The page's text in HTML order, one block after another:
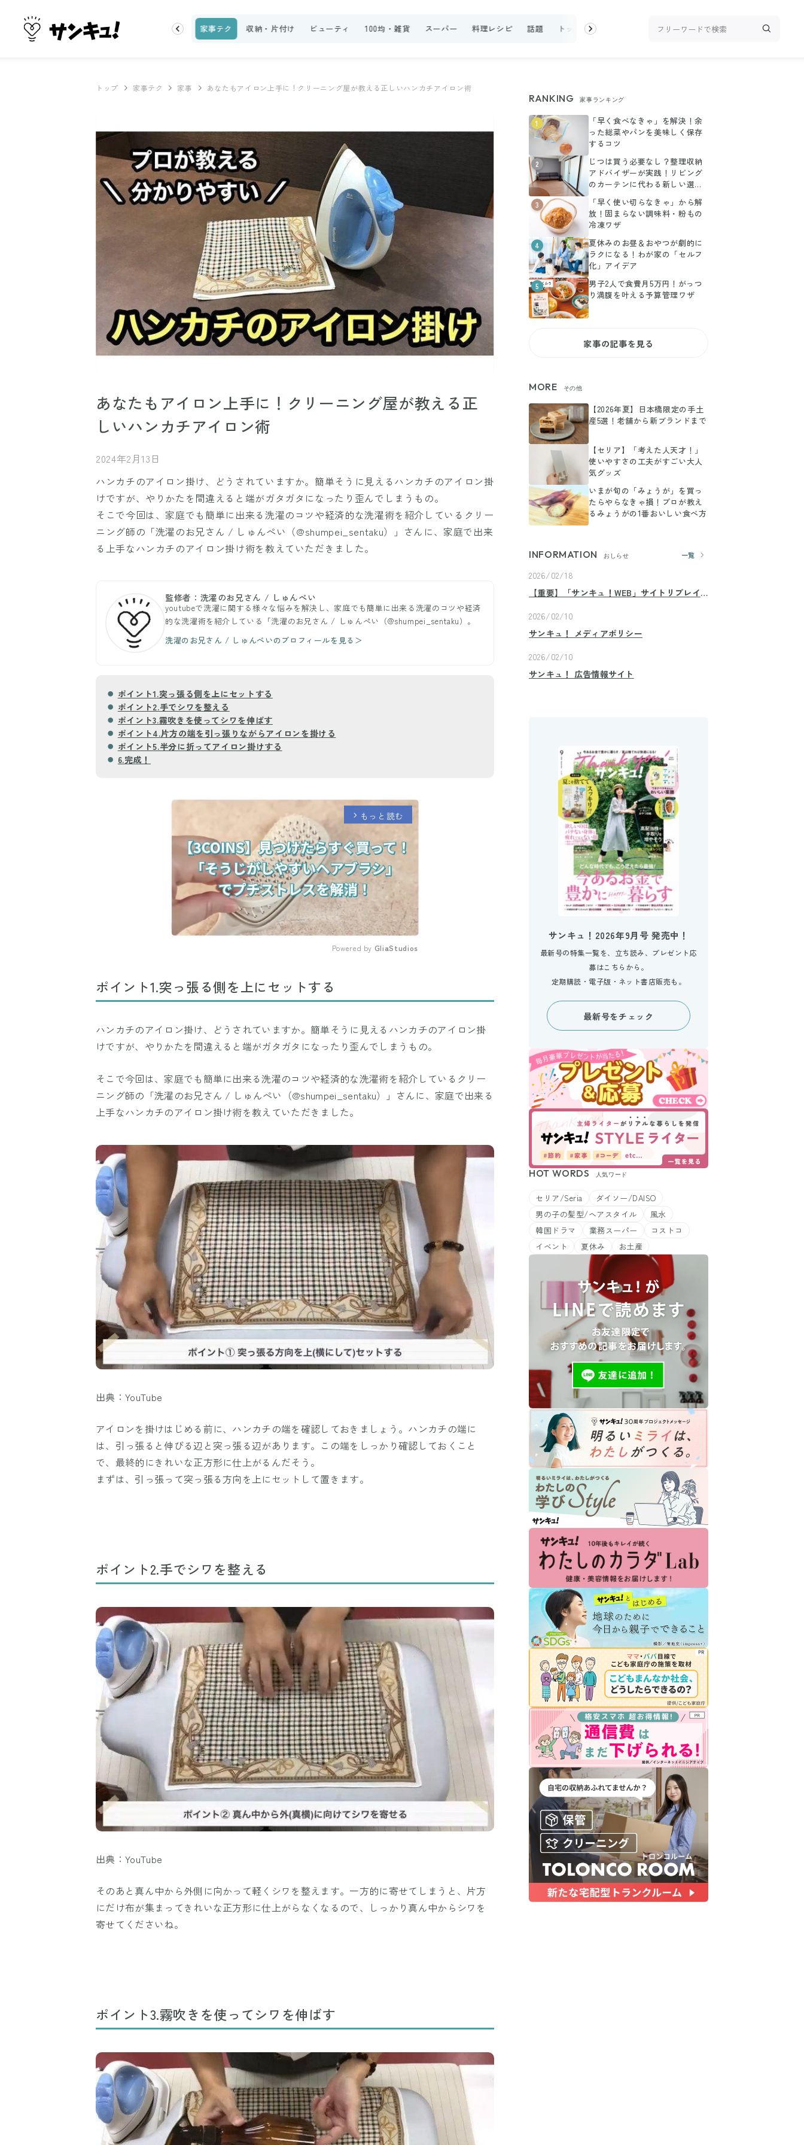
話題 トップ 新着 ランキング お金 家事テク 収納・片付け ビューティ 100均・雑貨 スーパー 料理レシピ 話題 トップ ランキング お金 家事テク 収納・片付
トップ 家事テク 家事 あなたもアイロン上手に！クリーニング屋が教える正しいハンカチアイロン術
あなたもアイロン上手に！クリーニング屋が教える正
しいハンカチアイロン術
2024年2月13日
ハンカチのアイロン掛け、どうされていますか。簡単そうに見えるハンカチのアイロン掛
けですが、やりかたを間違えると端がガタガタになったり歪んでしまうもの。
そこで今回は、家庭でも簡単に出来る洗濯のコツや経済的な洗濯術を紹介しているクリー
ニング師の「洗濯のお兄さん / しゅんぺい（@shumpei_sentaku）」さんに、家庭で出来
る上手なハンカチのアイロン掛け術を教えていただきました。
監修者：洗濯のお兄さん / しゅんぺい
youtubeで洗濯に関する様々な悩みを解決し、家庭でも簡単に出来る洗濯のコツや経済
的な洗濯術を紹介している「洗濯のお兄さん / しゅんぺい（@shumpei_sentaku）。
洗濯のお兄さん / しゅんぺいのプロフィールを見る＞
ポイント1.突っ張る側を上にセットする
ポイント2.手でシワを整える
ポイント3.霧吹きを使ってシワを伸ばす
ポイント4.片方の端を引っ張りながらアイロンを掛ける
ポイント5.半分に折ってアイロン掛けする
6.完成！
arrow_forward_ios もっと読む
Powered by GliaStudios
ポイント1.突っ張る側を上にセットする
ハンカチのアイロン掛け、どうされていますか。簡単そうに見えるハンカチのアイロン掛
けですが、やりかたを間違えると端がガタガタになったり歪んでしまうもの。
そこで今回は、家庭でも簡単に出来る洗濯のコツや経済的な洗濯術を紹介しているクリー
ニング師の「洗濯のお兄さん / しゅんぺい（@shumpei_sentaku）」さんに、家庭で出来る
上手なハンカチのアイロン掛け術を教えていただきました。
出典：YouTube
アイロンを掛けはじめる前に、ハンカチの端を確認しておきましょう。ハンカチの端に
は、引っ張ると伸びる辺と突っ張る辺があります。この端をしっかり確認しておくこと
で、最終的にきれいな正方形に仕上がるんだそう。
まずは、引っ張って突っ張る方向を上にセットして置きます。
ポイント2.手でシワを整える
出典：YouTube
そのあと真ん中から外側に向かって軽くシワを整えます。一方的に寄せてしまうと、片方
にだけ布が集まってきれいな正方形に仕上がらなくなるので、しっかり真ん中からシワを
寄せてくださいね。
ポイント3.霧吹きを使ってシワを伸ばす
RANKING 家事ランキング
1
「早く食べなきゃ」を解決！余
った総菜やパンを美味しく保存
するコツ
2
じつは買う必要なし？整理収納
アドバイザーが実践！リビング
のカーテンに代わる新しい選択
3
「早く使い切らなきゃ」から解
放！固まらない調味料・粉もの
冷凍ワザ
4
夏休みのお昼＆おやつが劇的に
ラクになる！わが家の「セルフ
化」アイデア
5
男子2人で食費月5万円！がっつ
り満腹を叶える予算管理ワザ
家事の記事を見る
MORE その他
【2026年夏】日本橋限定の手土
産5選！老舗から新ブランドまで
【セリア】「考えた人天才！」
使いやすさの工夫がすごい大人
気グッズ
いまが旬の「みょうが」を買っ
たらやらなきゃ損！プロが教え
るみょうがの1番おいしい食べ方
INFORMATION おしらせ 一覧
2026/02/18
【重要】「サンキュ！WEB」サイトリプレイ
2026/02/10
サンキュ！ メディアポリシー
2026/02/10
サンキュ！ 広告情報サイト
サンキュ！2026年9月号 発売中！
最新号の特集一覧を、立ち読み、プレゼント応
募はこちらから。
定期購読・電子版・ネット書店販売も。
最新号をチェック
HOT WORDS 人気ワード
セリア/Seria
ダイソー/DAISO
男の子の髪型/ヘアスタイル
風水
韓国ドラマ
業務スーパー
コストコ
イベント
夏休み お土産